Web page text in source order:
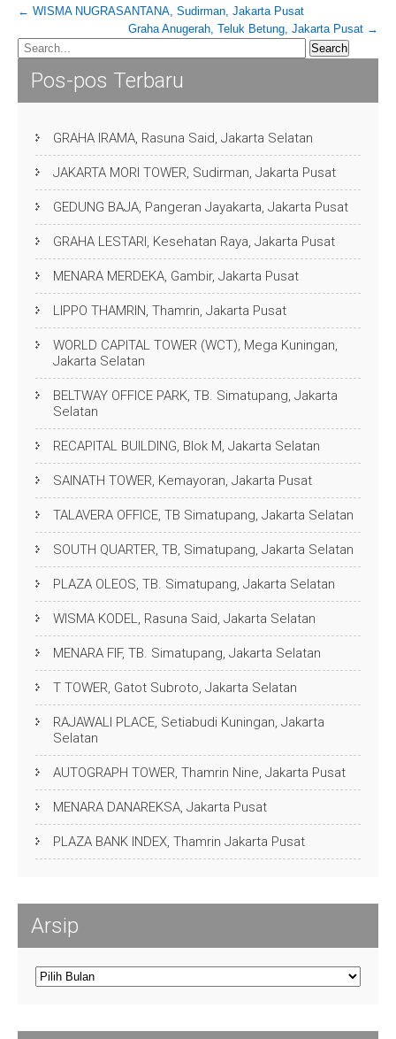
Post
navigation
← WISMA NUGRASANTANA, Sudirman, Jakarta Pusat
Graha Anugerah, Teluk Betung, Jakarta Pusat →
Pos-pos Terbaru
GRAHA IRAMA, Rasuna Said, Jakarta Selatan
JAKARTA MORI TOWER, Sudirman, Jakarta Pusat
GEDUNG BAJA, Pangeran Jayakarta, Jakarta Pusat
GRAHA LESTARI, Kesehatan Raya, Jakarta Pusat
MENARA MERDEKA, Gambir, Jakarta Pusat
LIPPO THAMRIN, Thamrin, Jakarta Pusat
WORLD CAPITAL TOWER (WCT), Mega Kuningan,
Jakarta Selatan
BELTWAY OFFICE PARK, TB. Simatupang, Jakarta
Selatan
RECAPITAL BUILDING, Blok M, Jakarta Selatan
SAINATH TOWER, Kemayoran, Jakarta Pusat
TALAVERA OFFICE, TB Simatupang, Jakarta Selatan
SOUTH QUARTER, TB, Simatupang, Jakarta Selatan
PLAZA OLEOS, TB. Simatupang, Jakarta Selatan
WISMA KODEL, Rasuna Said, Jakarta Selatan
MENARA FIF, TB. Simatupang, Jakarta Selatan
T TOWER, Gatot Subroto, Jakarta Selatan
RAJAWALI PLACE, Setiabudi Kuningan, Jakarta
Selatan
AUTOGRAPH TOWER, Thamrin Nine, Jakarta Pusat
MENARA DANAREKSA, Jakarta Pusat
PLAZA BANK INDEX, Thamrin Jakarta Pusat
Arsip
Arsip